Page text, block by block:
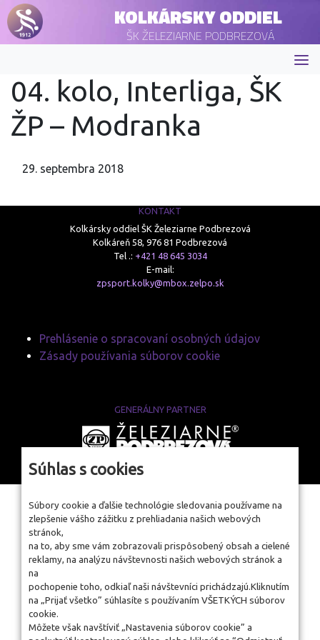
KOLKÁRSKY ODDIEL
ŠK ŽELEZIARNE PODBREZOVÁ
04. kolo, Interliga, ŠK
ŽP – Modranka
29. septembra 2018
KONTAKT
Kolkársky oddiel ŠK Železiarne Podbrezová
Kolkáreň 58, 976 81 Podbrezová
Tel .: +421 48 645 3034
E-mail:
zpsport.kolky@mbox.zelpo.sk
Prehlásenie o spracovaní osobných údajov
Zásady používania súborov cookie
GENERÁLNY PARTNER
www.zelpo.sk
Súhlas s cookies
Súbory cookie a ďalšie technológie sledovania používame na
zlepšenie vášho zážitku z prehliadania našich webových
stránok,
na to, aby sme vám zobrazovali prispôsobený obsah a cielené
reklamy, na analýzu návštevnosti našich webových stránok a
na
pochopenie toho, odkiaľ naši návštevníci prichádzajú.Kliknutím
na „Prijať všetko” súhlasíte s používaním VŠETKÝCH súborov
cookie.
Môžete však navštíviť „Nastavenia súborov cookie” a